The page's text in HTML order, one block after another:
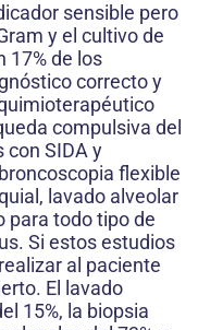
sensible pero
y el cultivo de
17% de los
correcto y
compulsiva del
con SIDA y
flexible
lavado alveolar
para todo tipo de
Si estos estudios
al paciente
El lavado
15%, la biopsia